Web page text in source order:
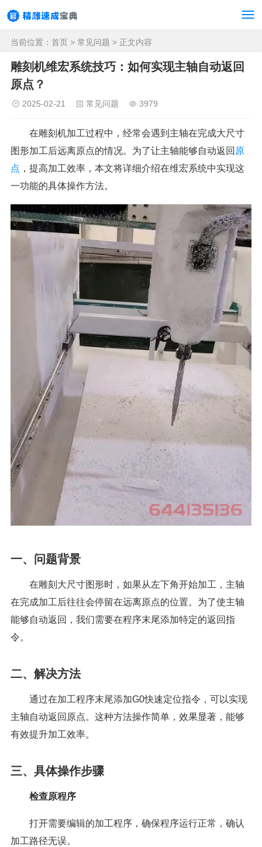
当前位置： 首页 > 常见问题 > 正文内容
雕刻机维宏系统技巧：如何实现主轴自动返回
原点？
2025-02-21 常见问题 3979
在雕刻机加工过程中，经常会遇到主轴在完成大尺寸
图形加工后远离原点的情况。为了让主轴能够自动返回 原
点 ，提高加工效率，本文将详细介绍在维宏系统中实现这
一功能的具体操作方法。
一、问题背景
在雕刻大尺寸图形时，如果从左下角开始加工，主轴
在完成加工后往往会停留在远离原点的位置。为了使主轴
能够自动返回，我们需要在程序末尾添加特定的返回指
令。
二、解决方法
通过在加工程序末尾添加G0快速定位指令，可以实现
主轴自动返回原点。这种方法操作简单，效果显著，能够
有效提升加工效率。
三、具体操作步骤
检查原程序
打开需要编辑的加工程序，确保程序运行正常，确认
加工路径无误。